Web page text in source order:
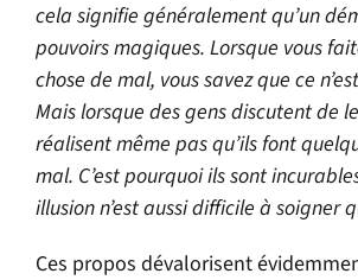
cela signifie généralement qu’un
pouvoirs magiques. Lorsque vous
chose de mal, vous savez que ce
Mais lorsque des gens discutent de
réalisent même pas qu’ils font
mal. C’est pourquoi ils sont
illusion n’est aussi difficile à soigner
Ces propos dévalorisent